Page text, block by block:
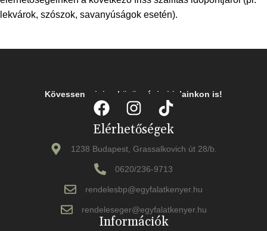
lekvárok, szószok, savanyúságok esetén).
Kövessen minket közösségi oldalainkon is!
Elérhetőségek
1238 Budapest, Grassalkovich út 28/b.
0620/236-9713
rendelesbp@egyfalatkenyer.hu
rendeleseger@egyfalatkenyer.hu
Információk